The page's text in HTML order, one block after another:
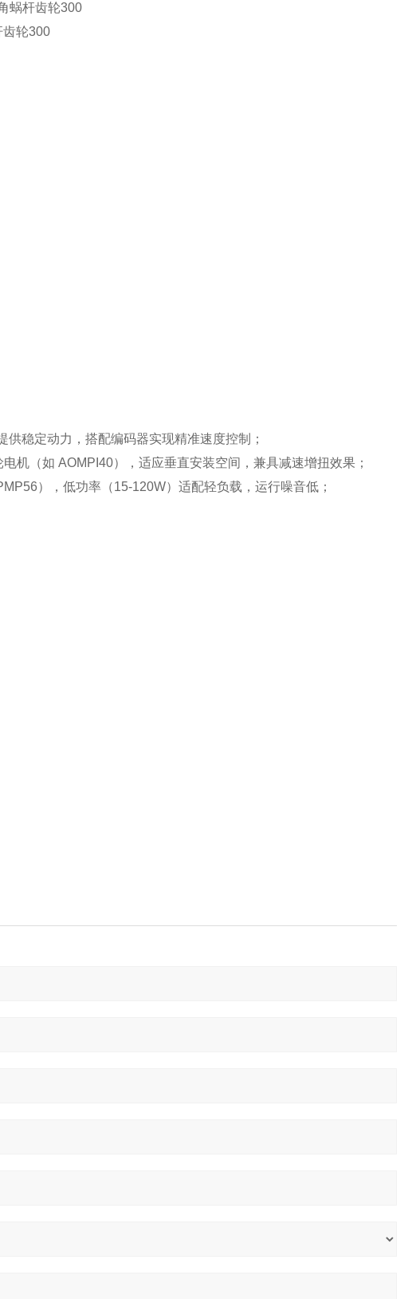
蜗杆齿轮300
轮300
稳定动力，搭配编码器实现精准速度控制；
机（如 AOMPI40），适应垂直安装空间，兼具减速增扭效果；
），低功率（15-120W）适配轻负载，运行噪音低；